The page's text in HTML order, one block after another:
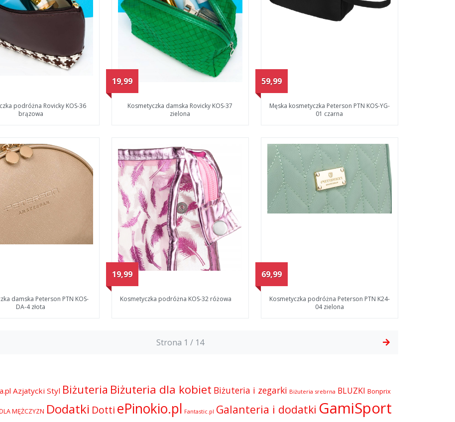
podróżna Rovicky KOS-36
brązowa
19,99
Kosmetyczka damska Rovicky KOS-37
zielona
59,99
Męska kosmetyczka Peterson PTN KOS-YG-
01 czarna
damska Peterson PTN KOS-
DA-4 złota
19,99
Kosmetyczka podróżna KOS-32 różowa
69,99
Kosmetyczka podróżna Peterson PTN K24-
04 zielona
Strona 1 / 14
Azjatycki Styl Biżuteria Biżuteria dla kobiet Biżuteria i zegarki Biżuteria srebrna BLUZKI Bonprix
MĘŻCZYZN Dodatki Dotti ePinokio.pl Fantastic.pl Galanteria i dodatki GamiSport